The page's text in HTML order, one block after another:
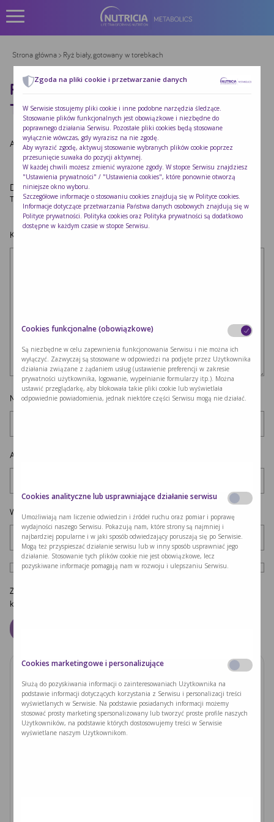
Strona główna> Ryż biały, gotowany w torebkach
RYŻ BIAŁY, GOTOWANY W
TOREBKACH
Autor:Redakcja Nutricia|Opublikowano:2022-10-24
Dodaj komentarz
Twój adres e-mail nie zostanie opublikowany. Wymagane pola są oznaczone
Komentarz
Nazwa*
Adres e-mail
Witryna internetowa
Zapamiętaj moje dane w tej przeglądarce podczas pisania kolejnych
komentarzy.
Zobacz również
PODUSZKI Z PAPIERU RYŻOWEGO Z
JACKFRUITEM I WARZYWAMI
Zgoda na pliki cookie i przetwarzanie danych
W Serwisie stosujemy pliki cookie i inne podobne narzędzia śledzące.
Stosowanie plików funkcjonalnych jest obowiązkowe i niezbędne do
poprawnego działania Serwisu. Pozostałe pliki cookies będą stosowane
wyłącznie wówczas, gdy wyrazisz na nie zgodę.
Aby wyrazić zgodę, aktywuj stosowanie wybranych plików cookie poprzez
przesunięcie suwaka do pozycji aktywnej.
W każdej chwili możesz zmienić wyrażone zgody. W stopce Serwisu znajdziesz
"Ustawienia prywatności" / "Ustawienia cookies", które ponownie otworzą
niniejsze okno wyboru.
Szczegółowe informacje o stosowaniu cookies znajdują się w Polityce cookies
Informacje dotyczące przetwarzania Państwa danych osobowych znajdują się w
Polityce prywatności . Polityka cookies oraz Polityka prywatności są dodatkowo
dostępne w każdym czasie w stopce Serwisu.
Cookies funkcjonalne (obowiązkowe)
Są niezbędne w celu zapewnienia funkcjonowania Serwisu i nie można ich
wyłączyć. Zazwyczaj są stosowane w odpowiedzi na podjęte przez Użytkownika
działania związane z żądaniem usług (ustawienie preferencji w zakresie
prywatności użytkownika, logowanie, wypełnianie formularzy itp.). Można
ustawić przeglądarkę, aby blokowała takie pliki cookie lub wyświetlała
odpowiednie powiadomienia, jednak niektóre części Serwisu mogą nie działać.
Cookies analityczne lub usprawniające działanie serwisu
Umożliwiają nam liczenie odwiedzin i źródeł ruchu oraz pomiar i poprawę
wydajności naszego Serwisu. Pokazują nam, które strony są najmniej i
najbardziej popularne i w jaki sposób odwiedzający poruszają się po Serwisie.
Mogą też przyspieszać działanie serwisu lub w inny sposób usprawniać jego
działanie. Stosowanie tych plików cookie nie jest obowiązkowe, lecz
pozyskiwane informacje pomagają nam w rozwoju i ulepszaniu Serwisu.
Cookies marketingowe i personalizujące
Służą do pozyskiwania informacji o zainteresowaniach Użytkownika na
podstawie informacji dotyczących korzystania z Serwisu i personalizacji treści
wyświetlanych w Serwisie. Na podstawie posiadanych informacji możemy
stosować prosty marketing spersonalizowany lub tworzyć proste profile naszych
Użytkowników, na podstawie których dostosowujemy treści w Serwisie
wyświetlane naszym Użytkownikom.